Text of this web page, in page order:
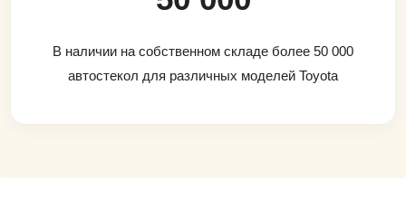
В наличии на собственном складе более 50 000
автостекол для различных моделей Toyota